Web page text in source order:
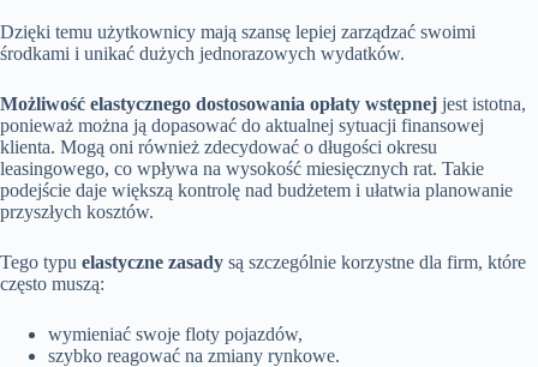
Dzięki temu użytkownicy mają szansę lepiej zarządzać swoimi
środkami i unikać dużych jednorazowych wydatków.
Możliwość elastycznego dostosowania opłaty wstępnej jest istotna,
ponieważ można ją dopasować do aktualnej sytuacji finansowej
klienta. Mogą oni również zdecydować o długości okresu
leasingowego, co wpływa na wysokość miesięcznych rat. Takie
podejście daje większą kontrolę nad budżetem i ułatwia planowanie
przyszłych kosztów.
Tego typu elastyczne zasady są szczególnie korzystne dla firm, które
często muszą:
wymieniać swoje floty pojazdów,
szybko reagować na zmiany rynkowe.